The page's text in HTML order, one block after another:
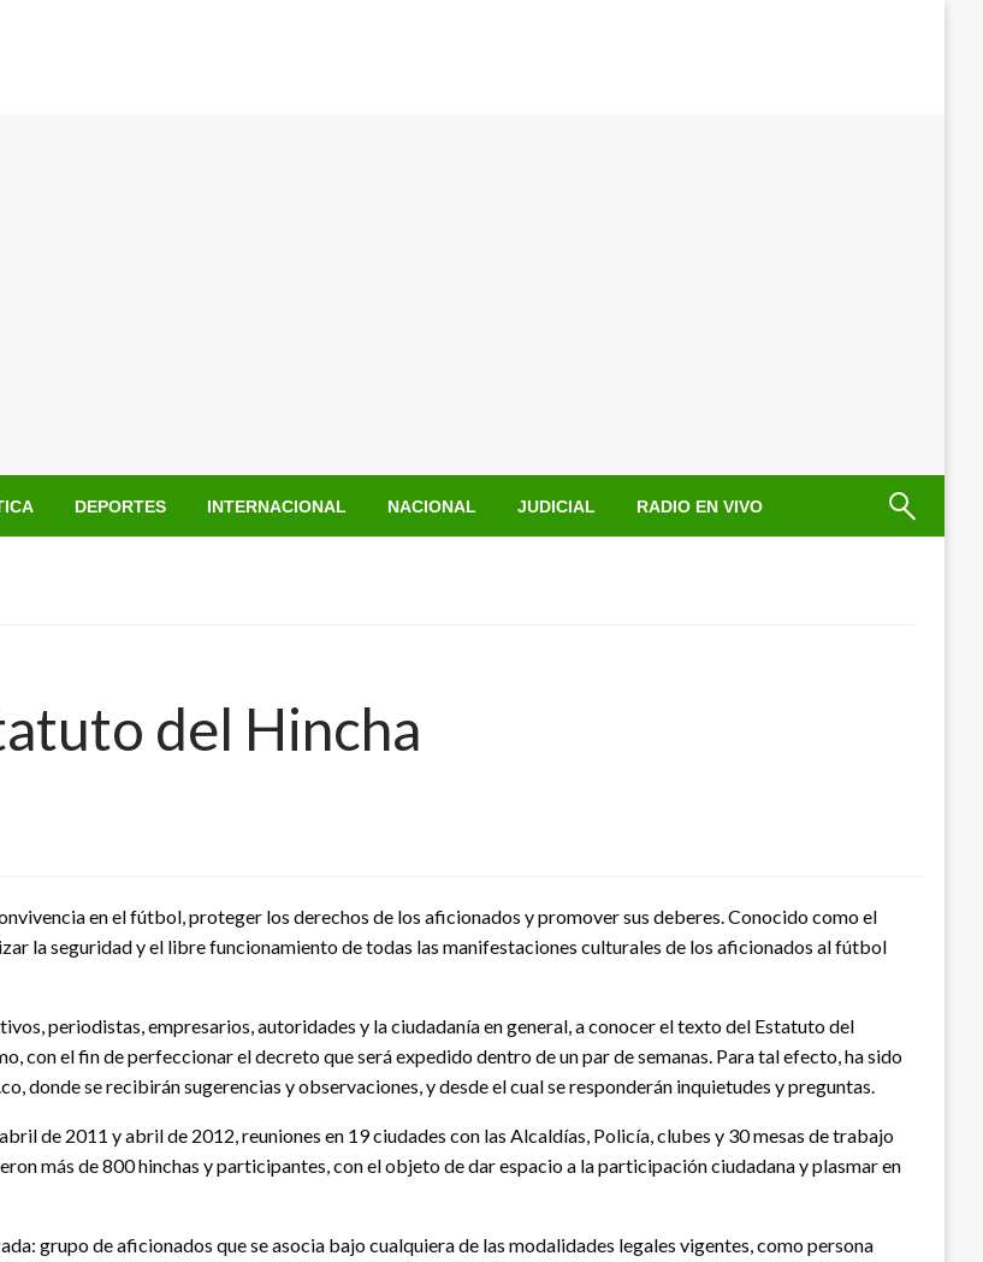
DEPORTES INTERNACIONAL NACIONAL JUDICIAL RADIO EN VIVO
del Hincha
en el fútbol, proteger los derechos de los aficionados y promover sus deberes. Conocido como el
la seguridad y el libre funcionamiento de todas las manifestaciones culturales de los aficionados al fútbol
periodistas, empresarios, autoridades y la ciudadanía en general, a conocer el texto del Estatuto del
con el fin de perfeccionar el decreto que será expedido dentro de un par de semanas. Para tal efecto, ha sido
se recibirán sugerencias y observaciones, y desde el cual se responderán inquietudes y preguntas.
de 2011 y abril de 2012, reuniones en 19 ciudades con las Alcaldías, Policía, clubes y 30 mesas de trabajo
más de 800 hinchas y participantes, con el objeto de dar espacio a la participación ciudadana y plasmar en
grupo de aficionados que se asocia bajo cualquiera de las modalidades legales vigentes, como persona